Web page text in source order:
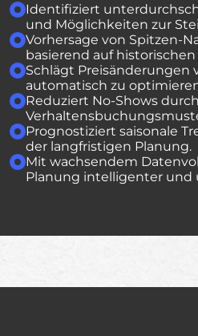
Identifiziert
und Möglichkeiten zur
Vorhersage von Spitzen-
basierend auf
Schlägt Preisänderungen
automatisch zu
Reduziert No-Shows
Prognostiziert saisonale
der langfristigen Planung.
Mit wachsendem
Planung intelligenter und